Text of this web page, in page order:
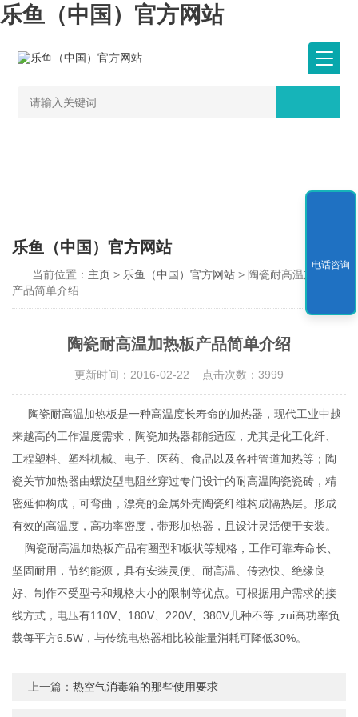
乐鱼（中国）官方网站
乐鱼（中国）官方网站
当前位置： 主页 > 乐鱼（中国）官方网站 > 陶瓷耐高温加热板
产品简单介绍
陶瓷耐高温加热板产品简单介绍
更新时间：2016-02-22 点击次数：3999
陶瓷耐高温加热板是一种高温度长寿命的加热器，现代工业中越
来越高的工作温度需求，陶瓷加热器都能适应，尤其是化工化纤、
工程塑料、塑料机械、电子、医药、食品以及各种管道加热等；陶
瓷关节加热器由螺旋型电阻丝穿过专门设计的耐高温陶瓷瓷砖，精
密延伸构成，可弯曲，漂亮的金属外壳陶瓷纤维构成隔热层。形成
有效的高温度，高功率密度，带形加热器，且设计灵活便于安装。
陶瓷耐高温加热板产品有圈型和板状等规格，工作可靠寿命长、
坚固耐用，节约能源，具有安装灵便、耐高温、传热快、绝缘良
好、制作不受型号和规格大小的限制等优点。可根据用户需求的接
线方式，电压有110V、180V、220V、380V几种不等 ,zui高功率负
载每平方6.5W，与传统电热器相比较能量消耗可降低30%。
上一篇：热空气消毒箱的那些使用要求
电话咨询